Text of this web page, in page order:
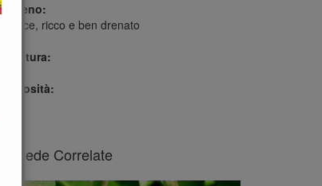
Terreno:
Soffice, ricco e ben drenato
Potatura:
Curiosità:
Schede Correlate